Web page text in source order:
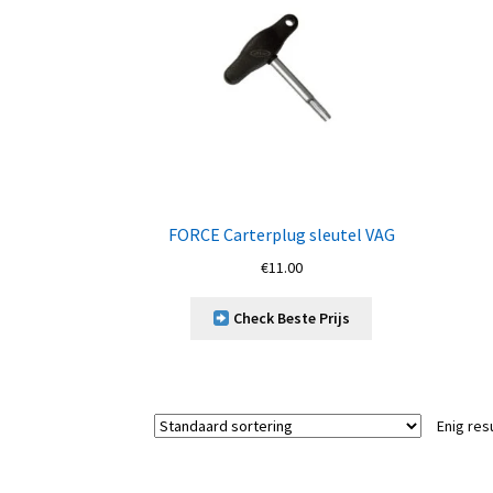
FORCE Carterplug sleutel VAG
€11.00
Check Beste Prijs
Enig